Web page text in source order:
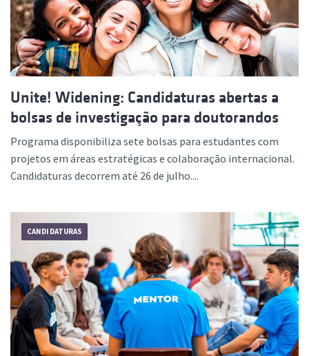
Unite! Widening: Candidaturas abertas a
bolsas de investigação para doutorandos
Programa disponibiliza sete bolsas para estudantes com
projetos em áreas estratégicas e colaboração internacional.
Candidaturas decorrem até 26 de julho....
CANDIDATURAS